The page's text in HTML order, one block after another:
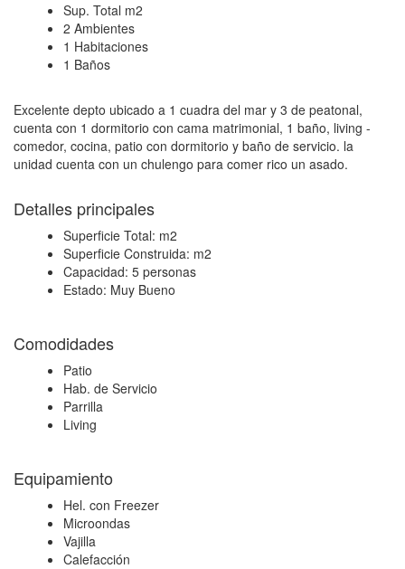
Sup. Total m2
2 Ambientes
1 Habitaciones
1 Baños
Excelente depto ubicado a 1 cuadra del mar y 3 de peatonal,
cuenta con 1 dormitorio con cama matrimonial, 1 baño, living -
comedor, cocina, patio con dormitorio y baño de servicio. la
unidad cuenta con un chulengo para comer rico un asado.
Detalles principales
Superficie Total: m2
Superficie Construida: m2
Capacidad: 5 personas
Estado: Muy Bueno
Comodidades
Patio
Hab. de Servicio
Parrilla
Living
Equipamiento
Hel. con Freezer
Microondas
Vajilla
Calefacción